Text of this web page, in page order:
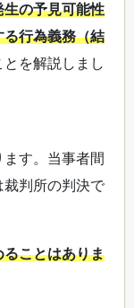
生の予見可能性
行為義務（結
とを解説しまし
す。当事者間
裁判所の判決で
ことはありま